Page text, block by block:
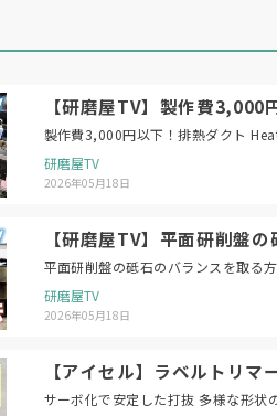
【研磨屋TV】製作費
製作
研磨屋TV
2026年05月18日
【研磨屋TV】平面研削
研磨屋TV
2026年05月18日
【アイセル】ラベルトリ
サーボ化で安定した打抜 多様な形状